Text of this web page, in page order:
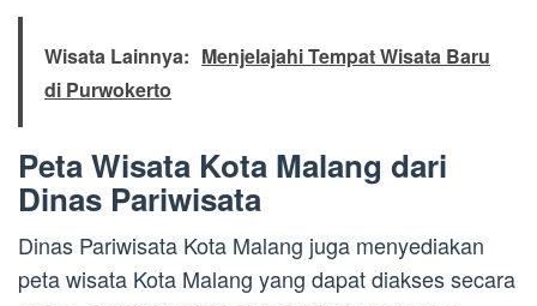
Wisata Lainnya: Menjelajahi Tempat Wisata Baru
di Purwokerto
Peta Wisata Kota Malang dari
Dinas Pariwisata
Dinas Pariwisata Kota Malang juga menyediakan
peta wisata Kota Malang yang dapat diakses secara